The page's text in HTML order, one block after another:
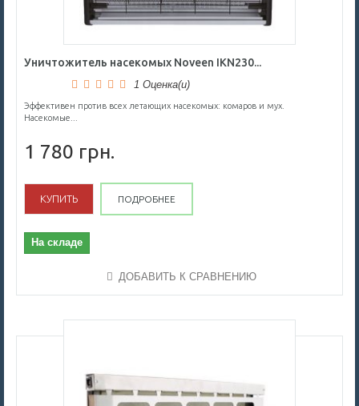
Уничтожитель насекомых Noveen IKN230...
1 Оценка(и)
Эффективен против всех летающих насекомых: комаров и мух.
Насекомые...
1 780 грн.
КУПИТЬ ПОДРОБНЕЕ
На складе
ДОБАВИТЬ К СРАВНЕНИЮ